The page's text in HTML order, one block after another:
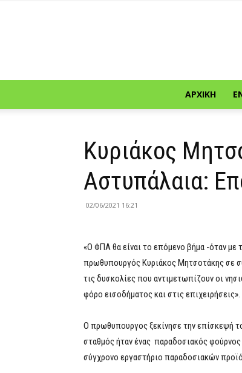
ΑΡΧΙΚΉ
Κυριάκος
Αστυπάλαια:
02/06/2021 16:21
«Ο ΦΠΑ θα είναι το επόμενο βήμα -όταν
πρωθυπουργός Κυριάκος Μητσοτάκης σε
τις δυσκολίες που αντιμετωπίζουν οι
φόρο εισοδήματος και στις επιχειρήσεις».
Ο πρωθυπουργος ξεκίνησε την επίσκεψή
σταθμός ήταν ένας παραδοσιακός φούρνος
σύγχρονο εργαστήριο παραδοσιακών